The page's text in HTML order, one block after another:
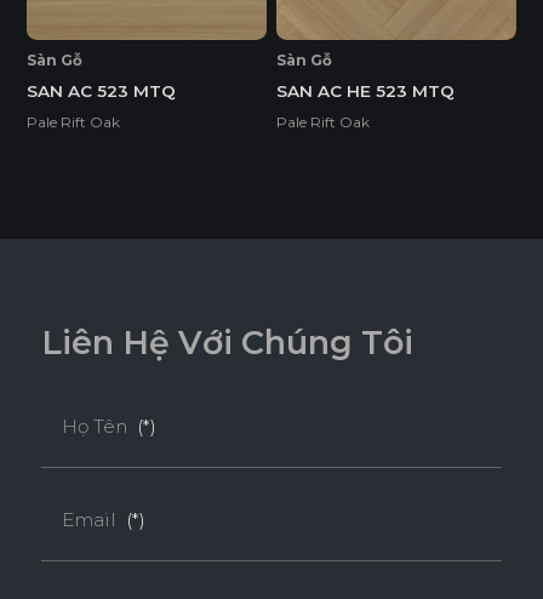
Sàn Gỗ
SAN AC 523 MTQ
Pale Rift Oak
Sàn Gỗ
SAN AC HE 523 MTQ
Pale Rift Oak
Liên Hệ Với Chúng Tôi
Họ Tên (*)
Email (*)